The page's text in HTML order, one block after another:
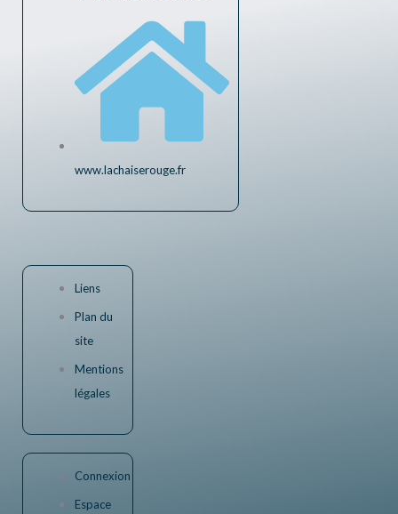
www.lachaiserouge.fr
Liens
Plan du
site
Mentions
légales
Connexion
Espace